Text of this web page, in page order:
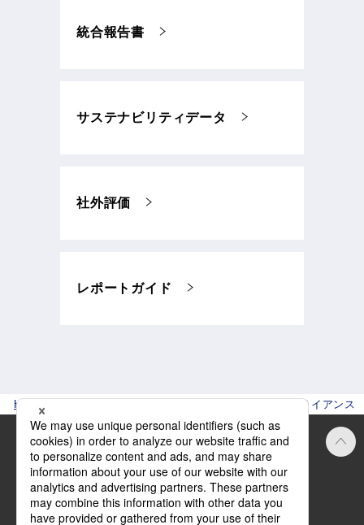
統合報告書
サステナビリティデータ
社外評価
レポートガイド
HOME コンプライアンス
Official SNS